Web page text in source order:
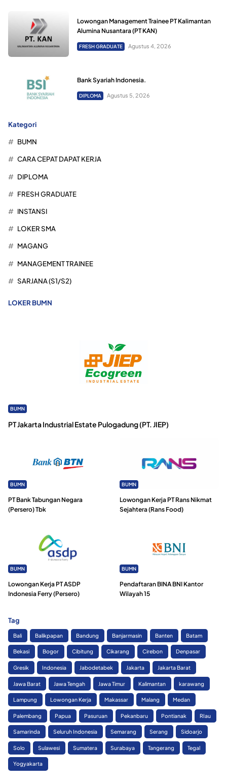
Lowongan Management Trainee PT Kalimantan
Alumina Nusantara (PT KAN)
FRESH GRADUATE Agustus 4, 2026
Bank Syariah Indonesia.
DIPLOMA Agustus 5, 2026
Kategori
BUMN
CARA CEPAT DAPAT KERJA
DIPLOMA
FRESH GRADUATE
INSTANSI
LOKER SMA
MAGANG
MANAGEMENT TRAINEE
SARJANA (S1/S2)
LOKER BUMN
BUMN
PT Jakarta Industrial Estate Pulogadung (PT. JIEP)
BUMN
PT Bank Tabungan Negara
(Persero) Tbk
BUMN
Lowongan Kerja PT Rans Nikmat
Sejahtera (Rans Food)
BUMN
Lowongan Kerja PT ASDP
Indonesia Ferry (Persero)
BUMN
Pendaftaran BINA BNI Kantor
Wilayah 15
Tag
Bali Balikpapan Bandung Banjarmasin Banten Batam
Bekasi Bogor Cibitung Cikarang Cirebon Denpasar
Gresik Indonesia Jabodetabek Jakarta Jakarta Barat
Jawa Barat Jawa Tengah Jawa Timur Kalimantan karawang
Lampung Lowongan Kerja Makassar Malang Medan
Palembang Papua Pasuruan Pekanbaru Pontianak RIau
Samarinda Seluruh Indonesia Semarang Serang Sidoarjo
Solo Sulawesi Sumatera Surabaya Tangerang Tegal
Yogyakarta